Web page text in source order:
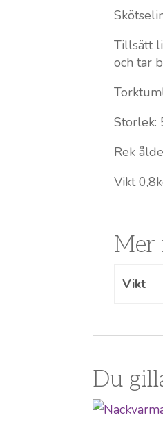
Tillsätt
och tar
Storlek:
Rek
Vikt
Mer
Vikt
Du